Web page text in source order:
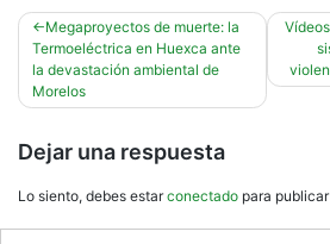
Navegación
de
entradas
Megaproyectos de muerte: la
Termoeléctrica en Huexca ante
la devastación ambiental de
Morelos
Dejar una respuesta
Lo siento, debes estarconectado para